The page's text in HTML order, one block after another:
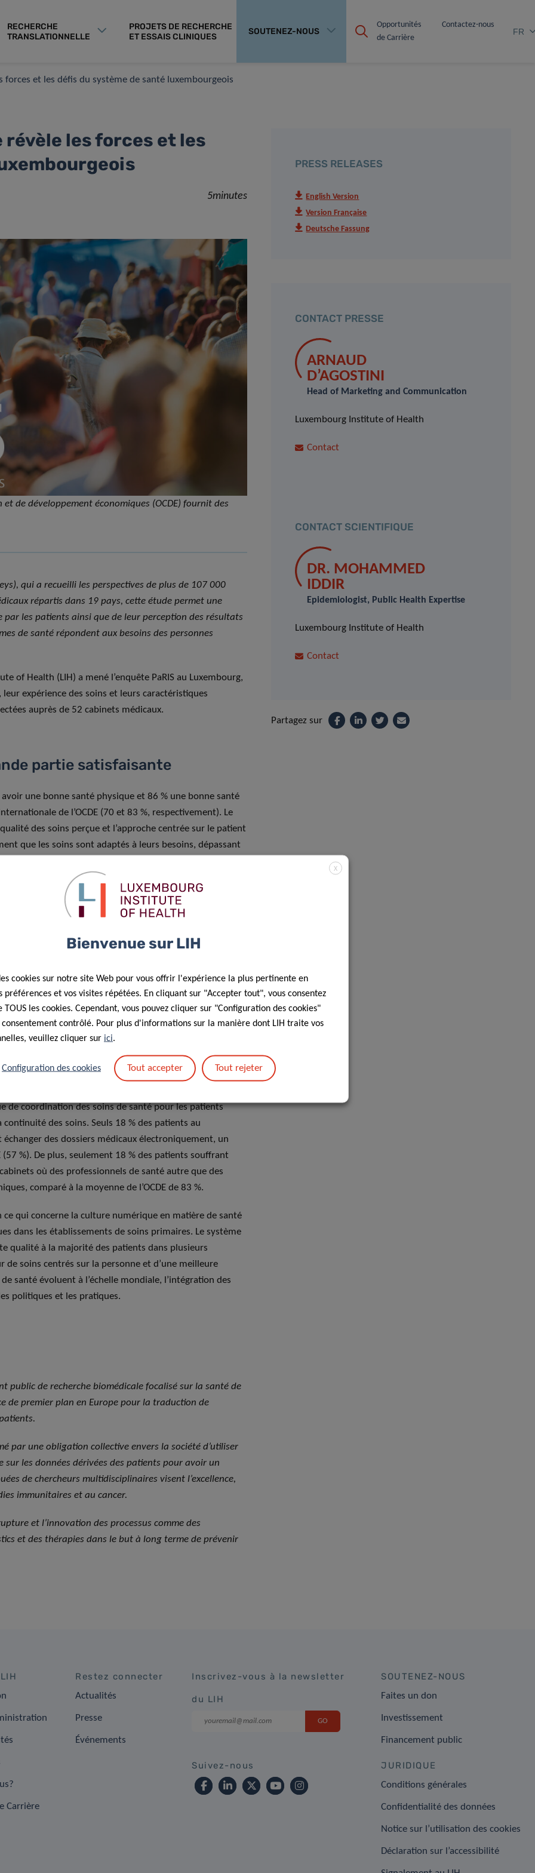
RECHERCHE
TRANSLATIONNELLE
PROJETS DE RECHERCHE
ET ESSAIS CLINIQUES
SOUTENEZ-NOUS
Opportunités
de Carrière
Contactez-nous
FR
et les défis du système de santé luxembourgeois
les forces et les
5minutes
de développement économiques (OCDE) fournit des
qui a recueilli les perspectives de plus de 107 000
répartis dans 19 pays, cette étude permet une
par les patients ainsi que de leur perception des résultats
de santé répondent aux besoins des personnes
of Health (LIH) a mené l’enquête PaRIS au Luxembourg,
expérience des soins et leurs caractéristiques
auprès de 52 cabinets médicaux.
partie satisfaisante
une bonne santé physique et 86 % une bonne santé
de l’OCDE (70 et 83 %, respectivement). Le
des soins perçue et l’approche centrée sur le patient
que les soins sont adaptés à leurs besoins, dépassant
élevée, avec 66 % des personnes au Luxembourg
%.
des informations
des maladies chroniques
propre santé, un chiffre inférieur à la moyenne de l’OCDE
santé numériques restent aussi une préoccupation :
dans leur capacité à comprendre et utiliser les
les sites web spécialisés ou les plateformes officielles,
basse.
de coordination des soins de santé pour les patients
des soins. Seuls 18 % des patients au
des dossiers médicaux électroniquement, un
%). De plus, seulement 18 % des patients souffrant
où des professionnels de santé autre que des
comparé à la moyenne de l’OCDE de 83 %.
ce qui concerne la culture numérique en matière de santé
dans les établissements de soins primaires. Le système
qualité à la majorité des patients dans plusieurs
soins centrés sur la personne et d’une meilleure
santé évoluent à l’échelle mondiale, l’intégration des
politiques et les pratiques.
public de recherche biomédicale focalisé sur la santé de
de premier plan en Europe pour la traduction de
par une obligation collective envers la société d’utiliser
sur les données dérivées des patients pour avoir un
de chercheurs multidisciplinaires visent l’excellence,
immunitaires et au cancer.
et l’innovation des processus comme des
et des thérapies dans le but à long terme de prévenir
PRESS RELEASES
English Version
Version Française
Deutsche Fassung
CONTACT PRESSE
ARNAUD
D’AGOSTINI
Head of Marketing and Communication
Luxembourg Institute of Health
Contact
CONTACT SCIENTIFIQUE
DR. MOHAMMED
IDDIR
Epidemiologist, Public Health Expertise
Luxembourg Institute of Health
Contact
Partagez sur
Carrière
Restez connecter
Actualités
Presse
Événements
Inscrivez-vous à la newsletter
du LIH
Suivez-nous
SOUTENEZ-NOUS
Faites un don
Investissement
Financement public
JURIDIQUE
Conditions générales
Confidentialité des données
Notice sur l’utilisation des cookies
Déclaration sur l’accessibilité
X
Bienvenue sur LIH
cookies sur notre site Web pour vous offrir l'expérience la plus pertinente en
préférences et vos visites répétées. En cliquant sur "Accepter tout", vous consentez
les cookies. Cependant, vous pouvez cliquer sur "Configuration des cookies"
contrôlé. Pour plus d'informations sur la manière dont LIH traite vos
veuillez cliquer sur ici.
Configuration des cookies Tout accepter Tout rejeter